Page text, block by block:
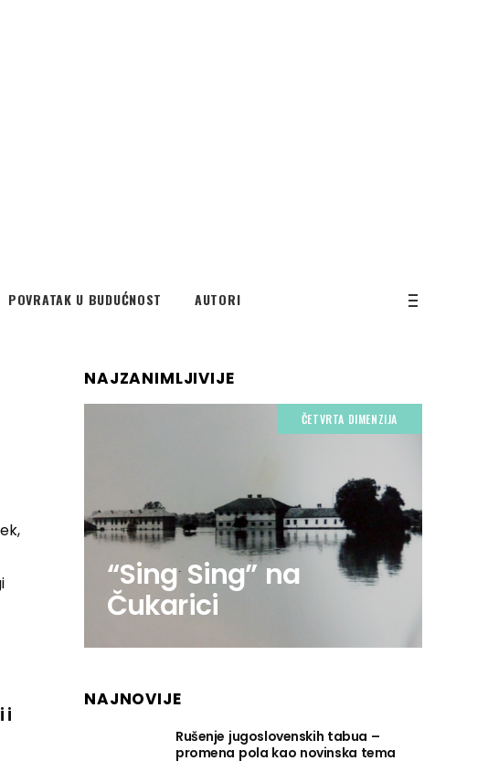
POVRATAK U BUDUĆNOST AUTORI
i
NAJZANIMLJIVIJE
ČETVRTA DIMENZIJA
“Sing Sing” na
Čukarici
NAJNOVIJE
Rušenje jugoslovenskih tabua –
promena pola kao novinska tema